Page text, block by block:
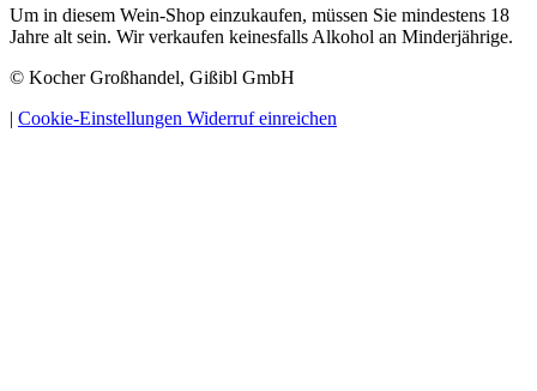
Um in diesem Wein-Shop einzukaufen, müssen Sie mindestens 18
Jahre alt sein. Wir verkaufen keinesfalls Alkohol an Minderjährige.
© Kocher Großhandel, Gißibl GmbH
| Cookie-Einstellungen Widerruf einreichen